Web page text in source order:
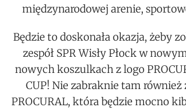
międzynarodowej arenie,
Będzie to doskonała okazja, żeby
zespół SPR Wisły Płock w
nowych koszulkach z logo
CUP! Nie zabraknie tam również
PROCURAL, która będzie mocno